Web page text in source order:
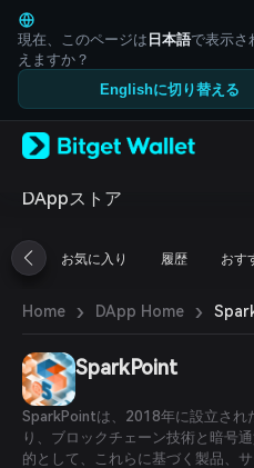
English
日本語
Tiếng Việt
Русский
Español (Latinoamérica)
Italiano
Deutsch
繁體中文
Português (Portugal)
ภาษาไทย
العربية
हिन्दी
বাংলা
Español
Português (Brasil)
Español (Argentina)
現在、このページは日本語で表示さ
えますか？
Englishに切り替える
DAppストア
お気に入り 履歴 おす
Home › DApp Home ›
SparkPoint
SparkPointは、2018年に設立され
り、ブロックチェーン技術と暗号
的として、これらに基づく製品、